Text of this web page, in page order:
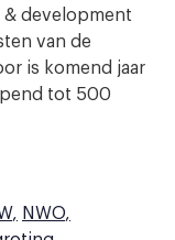
& development
van de
is komend jaar
tot 500
NWO